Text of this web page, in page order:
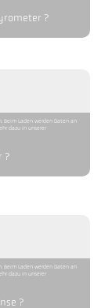
?
Beim Laden werden Daten an
dazu in unserer
?
Beim Laden werden Daten an
dazu in unserer
?